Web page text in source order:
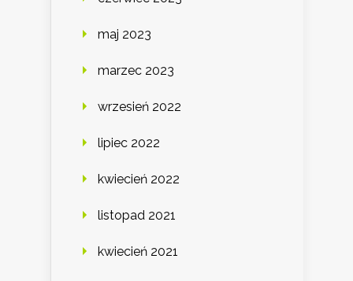
maj 2023
marzec 2023
wrzesień 2022
lipiec 2022
kwiecień 2022
listopad 2021
kwiecień 2021